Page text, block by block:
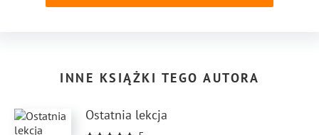
INNE KSIĄŻKI TEGO AUTORA
Ostatnia lekcja